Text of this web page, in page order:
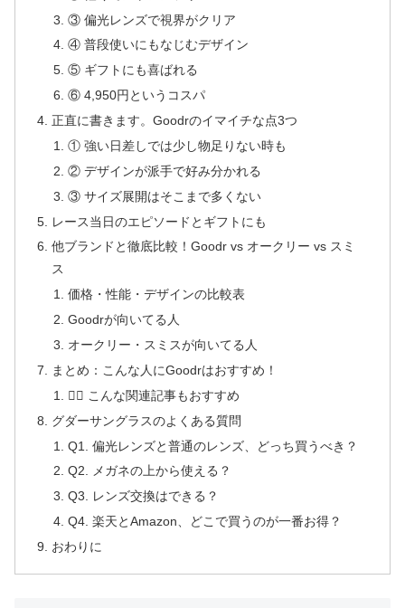
③ 偏光レンズで視界がクリア
④ 普段使いにもなじむデザイン
⑤ ギフトにも喜ばれる
⑥ 4,950円というコスパ
正直に書きます。Goodrのイマイチな点3つ
① 強い日差しでは少し物足りない時も
② デザインが派手で好み分かれる
③ サイズ展開はそこまで多くない
レース当日のエピソードとギフトにも
他ブランドと徹底比較！Goodr vs オークリー vs スミ
ス
価格・性能・デザインの比較表
Goodrが向いてる人
オークリー・スミスが向いてる人
まとめ：こんな人にGoodrはおすすめ！
🏃‍♀️ こんな関連記事もおすすめ
グダーサングラスのよくある質問
Q1. 偏光レンズと普通のレンズ、どっち買うべき？
Q2. メガネの上から使える？
Q3. レンズ交換はできる？
Q4. 楽天とAmazon、どこで買うのが一番お得？
おわりに